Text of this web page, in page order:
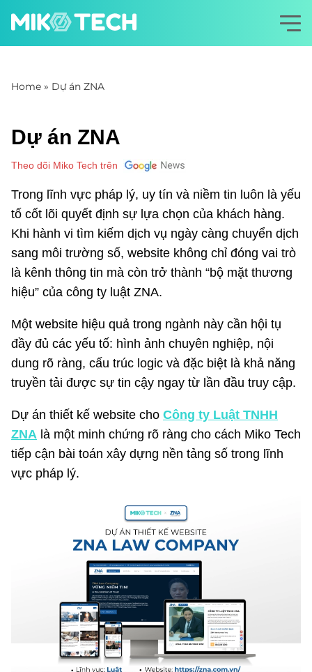
Home » Dự án ZNA
Dự án ZNA
Theo dõi Miko Tech trên
Trong lĩnh vực pháp lý, uy tín và niềm tin luôn là yếu
tố cốt lõi quyết định sự lựa chọn của khách hàng.
Khi hành vi tìm kiếm dịch vụ ngày càng chuyển dịch
sang môi trường số, website không chỉ đóng vai trò
là kênh thông tin mà còn trở thành “bộ mặt thương
hiệu” của công ty luật ZNA.
Một website hiệu quả trong ngành này cần hội tụ
đầy đủ các yếu tố: hình ảnh chuyên nghiệp, nội
dung rõ ràng, cấu trúc logic và đặc biệt là khả năng
truyền tải được sự tin cậy ngay từ lần đầu truy cập.
Dự án thiết kế website cho Công ty Luật TNHH
ZNA là một minh chứng rõ ràng cho cách Miko Tech
tiếp cận bài toán xây dựng nền tảng số trong lĩnh
vực pháp lý.